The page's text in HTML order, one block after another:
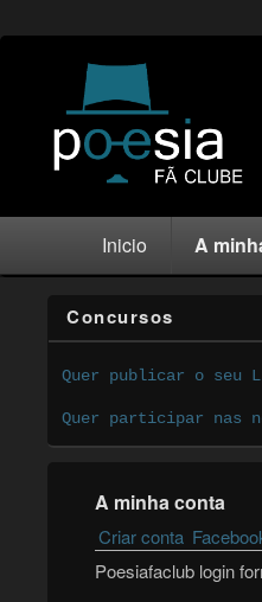
Inicio A
Concursos
Quer publicar o seu
Quer participar nas
A minha conta
Primary tabs
Criar conta
Poesiafaclub login